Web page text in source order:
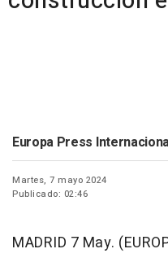
Europa Press
Martes, 7 mayo 2024
Publicado: 02:46
MADRID 7 May.